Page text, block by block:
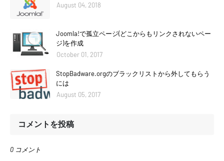
August 04, 2018
Joomla!で孤立ページ(どこからもリンクされないペー
ジ)を作成
October 01, 2017
StopBadware.orgのブラックリストから外してもらう
には
August 05, 2017
コメントを投稿
0 コメント